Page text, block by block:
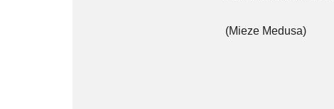
(Mieze Medusa)